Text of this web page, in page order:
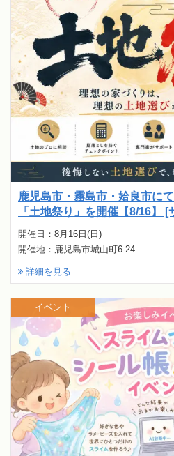
鹿児島市・霧島市・姶良市に
「土地祭り」を開催【8/16】 [
開催日：8月16日(日)
開催地：鹿児島市城山町6-24
詳細を見る
イベント